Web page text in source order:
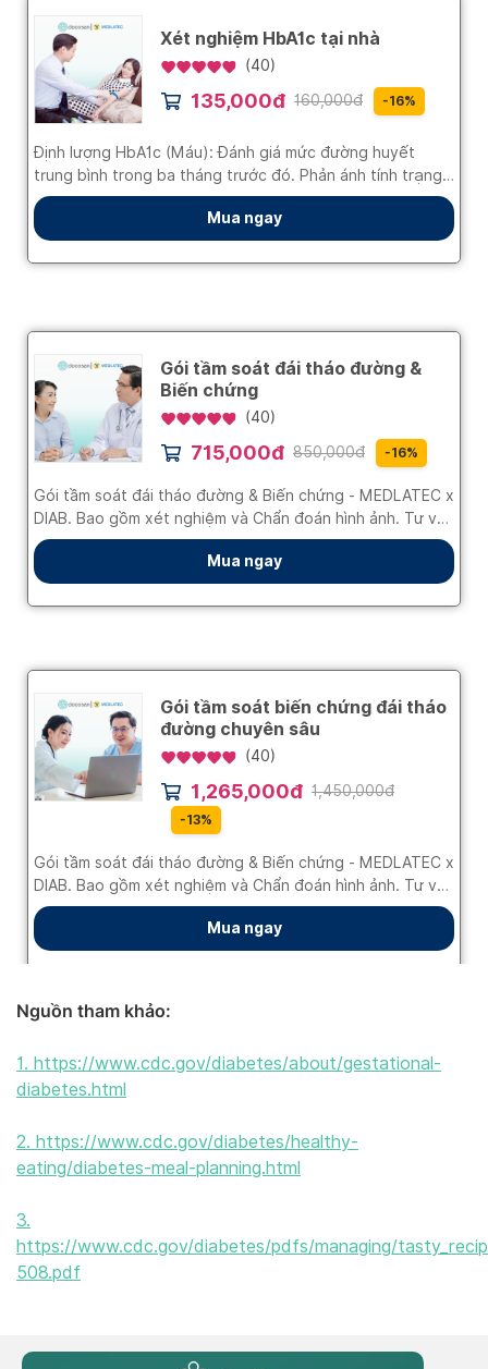
Nguồn tham khảo:
1. https://www.cdc.gov/diabetes/about/gestational-
diabetes.html
2. https://www.cdc.gov/diabetes/healthy-
eating/diabetes-meal-planning.html
3.
https://www.cdc.gov/diabetes/pdfs/managing/
508.pdf